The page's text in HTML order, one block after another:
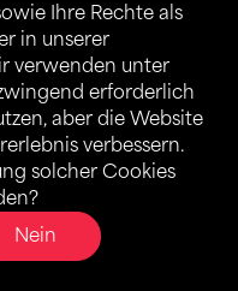
Ihre Rechte als
in unserer
verwenden unter
erforderlich
aber die Website
verbessern.
solcher Cookies
Nein